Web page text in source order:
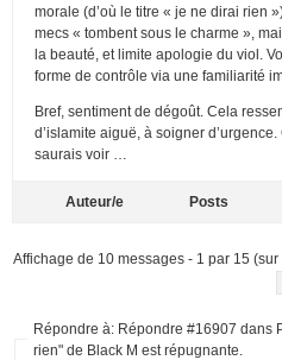
morale (d’où le titre « je ne dirai rien
mecs « tombent sous le charme »,
la beauté, et limite apologie du viol.
forme de contrôle via une familiarité
Bref, sentiment de dégoût. Cela
d’islamite aiguë, à soigner
saurais voir …
Auteur/e Posts
Affichage de 10 messages - 1 par 15
Répondre à: Répondre #16907 dans
rien" de Black M est répugnante.